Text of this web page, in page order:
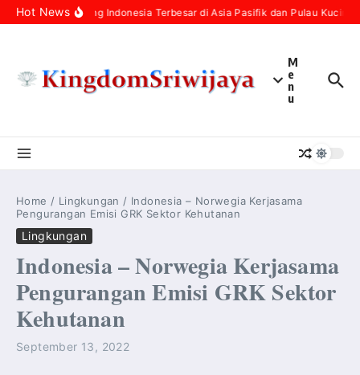
Skip to content
Hot News
Populasi Kucing Indonesia Terbesar di Asia Pasifik dan Pulau Kucing
M
e
n
u
Home / Lingkungan / Indonesia – Norwegia Kerjasama
Pengurangan Emisi GRK Sektor Kehutanan
Lingkungan
Indonesia – Norwegia Kerjasama
Pengurangan Emisi GRK Sektor
Kehutanan
September 13, 2022